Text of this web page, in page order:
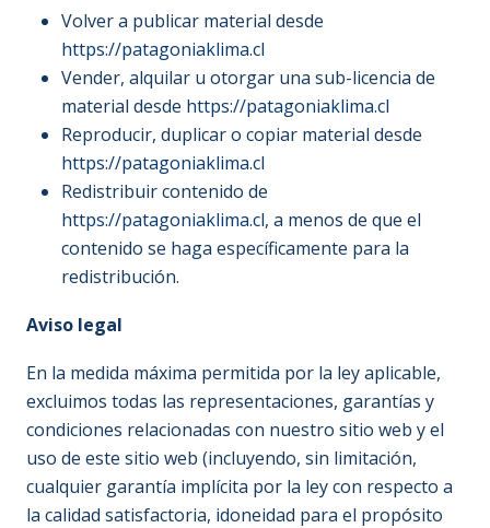
Volver a publicar material desde
https://patagoniaklima.cl
Vender, alquilar u otorgar una sub-licencia de
material desde https://patagoniaklima.cl
Reproducir, duplicar o copiar material desde
https://patagoniaklima.cl
Redistribuir contenido de
https://patagoniaklima.cl, a menos de que el
contenido se haga específicamente para la
redistribución.
Aviso legal
En la medida máxima permitida por la ley aplicable,
excluimos todas las representaciones, garantías y
condiciones relacionadas con nuestro sitio web y el
uso de este sitio web (incluyendo, sin limitación,
cualquier garantía implícita por la ley con respecto a
la calidad satisfactoria, idoneidad para el propósito